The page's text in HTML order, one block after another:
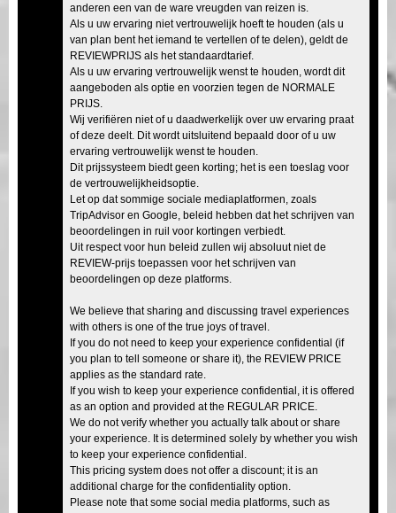
anderen een van de ware vreugden van reizen is.
Als u uw ervaring niet vertrouwelijk hoeft te houden (als u
van plan bent het iemand te vertellen of te delen), geldt de
REVIEWPRIJS als het standaardtarief.
Als u uw ervaring vertrouwelijk wenst te houden, wordt dit
aangeboden als optie en voorzien tegen de NORMALE
PRIJS.
Wij verifiëren niet of u daadwerkelijk over uw ervaring praat
of deze deelt. Dit wordt uitsluitend bepaald door of u uw
ervaring vertrouwelijk wenst te houden.
Dit prijssysteem biedt geen korting; het is een toeslag voor
de vertrouwelijkheidsoptie.
Let op dat sommige sociale mediaplatformen, zoals
TripAdvisor en Google, beleid hebben dat het schrijven van
beoordelingen in ruil voor kortingen verbiedt.
Uit respect voor hun beleid zullen wij absoluut niet de
REVIEW-prijs toepassen voor het schrijven van
beoordelingen op deze platforms.
We believe that sharing and discussing travel experiences
with others is one of the true joys of travel.
If you do not need to keep your experience confidential (if
you plan to tell someone or share it), the REVIEW PRICE
applies as the standard rate.
If you wish to keep your experience confidential, it is offered
as an option and provided at the REGULAR PRICE.
We do not verify whether you actually talk about or share
your experience. It is determined solely by whether you wish
to keep your experience confidential.
This pricing system does not offer a discount; it is an
additional charge for the confidentiality option.
Please note that some social media platforms, such as